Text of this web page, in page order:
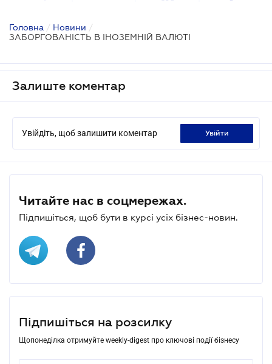
Головна / Новини /
ЗАБОРГОВАНІСТЬ В ІНОЗЕМНІЙ ВАЛЮТІ
Залиште коментар
Увійдіть, щоб залишити коментар увійти
Читайте нас в соцмережах.
Підпишіться, щоб бути в курсі усіх бізнес-новин.
Підпишіться на розсилку
Щопонеділка отримуйте weekly-digest про ключові події бізнесу